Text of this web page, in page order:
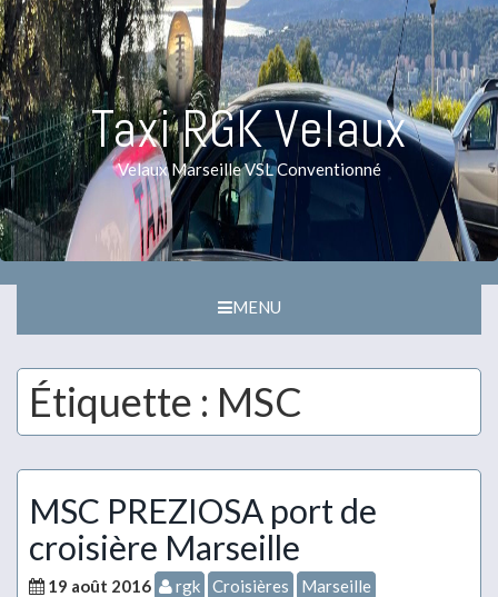
Taxi RGK Velaux
Velaux Marseille VSL Conventionné
MENU
Étiquette : MSC
MSC PREZIOSA port de
croisière Marseille
19 août 2016 rgk Croisières
Marseille